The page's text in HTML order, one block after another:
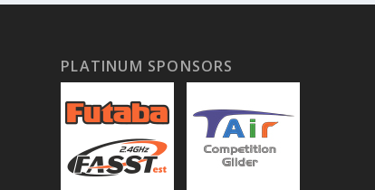
PLATINUM SPONSORS